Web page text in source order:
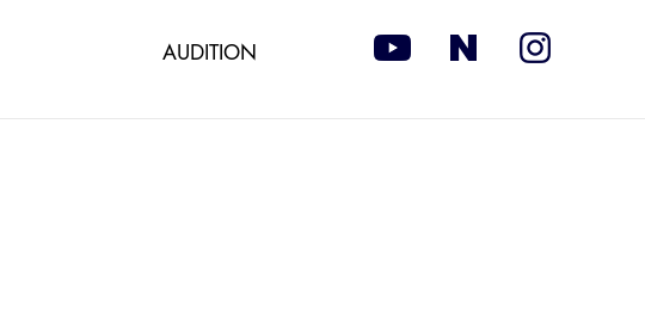
AUDITION